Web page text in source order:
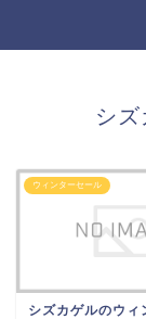
シ
ウィンターセール
シズカゲルのウィ